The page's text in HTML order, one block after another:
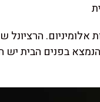
הרציונל
הנמצא בפנים הבית